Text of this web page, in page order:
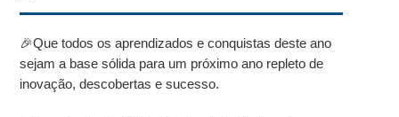
🎉Que todos os aprendizados e conquistas deste ano
sejam a base sólida para um próximo ano repleto de
inovação, descobertas e sucesso.